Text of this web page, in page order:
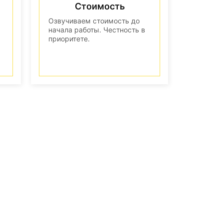
Стоимость
Озвучиваем стоимость до
начала работы. Честность в
приоритете.